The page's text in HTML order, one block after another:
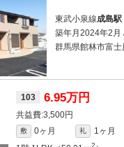
東武小泉線成島駅
築年月2024年2月
群馬県館林市富士
103 6.95万円
3,500円
敷 0ヶ月 礼
1ヶ月
2